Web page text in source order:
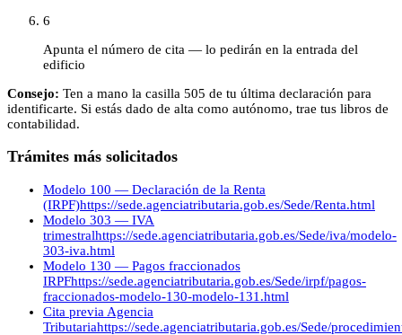
6
Apunta el número de cita — lo pedirán en la entrada del
edificio
Consejo: Ten a mano la casilla 505 de tu última declaración para
identificarte. Si estás dado de alta como autónomo, trae tus libros de
contabilidad.
Trámites más solicitados
Modelo 100 — Declaración de la Renta
(IRPF)https://sede.agenciatributaria.gob.es/Sede/Renta.html
Modelo 303 — IVA
trimestralhttps://sede.agenciatributaria.gob.es/Sede/iva/modelo-
303-iva.html
Modelo 130 — Pagos fraccionados
IRPFhttps://sede.agenciatributaria.gob.es/Sede/irpf/pagos-
fraccionados-modelo-130-modelo-131.html
Cita previa Agencia
Tributariahttps://sede.agenciatributaria.gob.es/Sede/